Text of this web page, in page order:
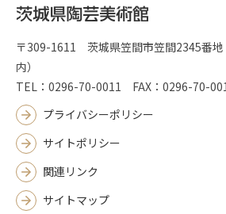
〒309-1611 茨城県笠間市笠間2345番地
内）
TEL：0296-70-0011 FAX：0296-70-
プライバシーポリシー
サイトポリシー
関連リンク
サイトマップ